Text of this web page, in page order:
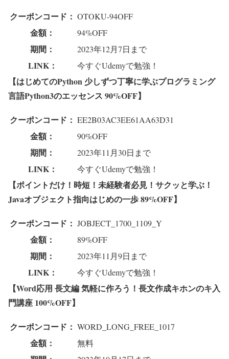
クーポンコード： OTOKU-94OFF
金額： 94%OFF
期間： 2023年12月7日まで
LINK： 今すぐUdemyで勉強！
【はじめてのPython 少しずつ丁寧に学ぶプログラミング
言語Python3のエッセンス 90%OFF】
クーポンコード： EE2B03AC3EE61AA63D31
金額： 90%OFF
期間： 2023年11月30日まで
LINK： 今すぐUdemyで勉強！
【ポイントだけ！時短！未経験者必見！サクッと学ぶ！
Javaオブジェクト指向はじめの一歩 89%OFF】
クーポンコード： JOBJECT_1700_1109_Y
金額： 89%OFF
期間： 2023年11月9日まで
LINK： 今すぐUdemyで勉強！
【Word応用 長文編 気軽に作ろう！長文作成キホンのキ入
門講座 100%OFF】
クーポンコード： WORD_LONG_FREE_1017
金額： 無料